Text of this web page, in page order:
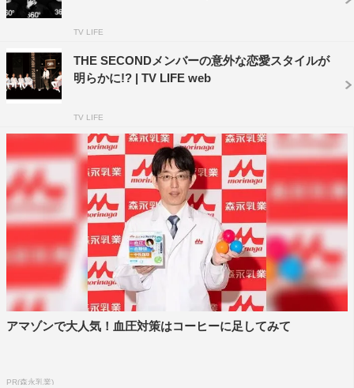
東京で披露する。
放送日程：11月11日（土）
放送時間：夜9時～10時
出演者：黒木啓司（EXILE/EXILE THE SECOND）、DJ
SOULJAH
ゲストMC：井戸田潤（スピードワゴン）、野崎萌香
＜ゲスト＞
EXILE SHOKICHI
ちゃんみな
放送URL：https://abema.tv/channels/abema-
special/slots/AY6Rhyg5NNDNdM
※過去の放送回は「Abemaビデオ」で視聴可能。
TV LIFE
THE SECONDメンバーの意外な恋愛スタイルが
明らかに!? | TV LIFE web
TV LIFE
アマゾンで大人気！血圧対策はコーヒーに足してみて
PR(森永乳業)